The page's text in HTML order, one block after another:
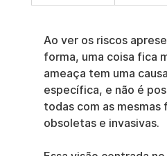
Ao ver os riscos
forma, uma coisa fica
ameaça tem uma
específica, e não é
todas com as mesmas
obsoletas e invasivas.